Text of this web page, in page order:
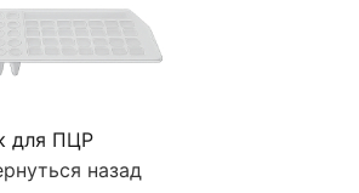
для ПЦР
назад